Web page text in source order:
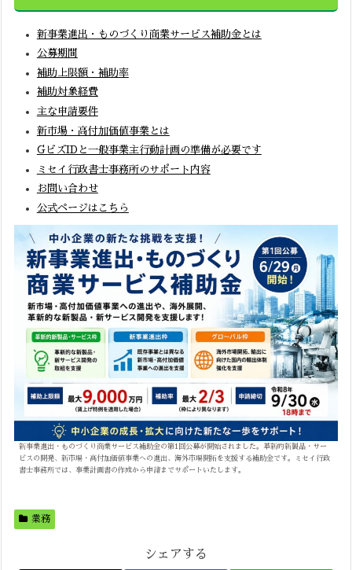
新事業進出・ものづくり商業サービス補助金とは
公募期間
補助上限額・補助率
補助対象経費
主な申請要件
新市場・高付加価値事業とは
GビズIDと一般事業主行動計画の準備が必要です
ミセイ行政書士事務所のサポート内容
お問い合わせ
公式ページはこちら
新事業進出・ものづくり商業サービス補助金の第1回公募が開始されました。革新的新製品・サー
ビスの開発、新市場・高付加価値事業への進出、海外市場開拓を支援する補助金です。ミセイ行政
書士事務所では、事業計画書の作成から申請までサポートいたします。
業務
シェアする